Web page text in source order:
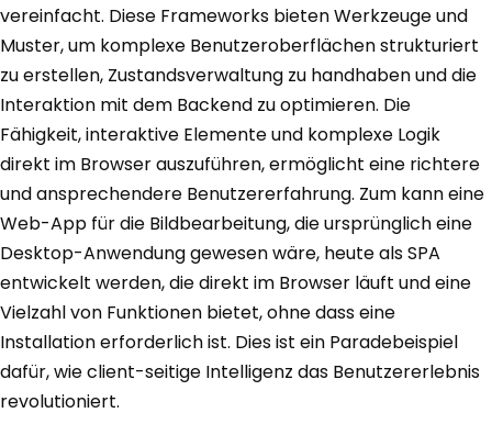
vereinfacht. Diese Frameworks bieten Werkzeuge und
Muster, um komplexe Benutzeroberflächen strukturiert
zu erstellen, Zustandsverwaltung zu handhaben und die
Interaktion mit dem Backend zu optimieren. Die
Fähigkeit, interaktive Elemente und komplexe Logik
direkt im Browser auszuführen, ermöglicht eine richtere
und ansprechendere Benutzererfahrung. Zum kann eine
Web-App für die Bildbearbeitung, die ursprünglich eine
Desktop-Anwendung gewesen wäre, heute als SPA
entwickelt werden, die direkt im Browser läuft und eine
Vielzahl von Funktionen bietet, ohne dass eine
Installation erforderlich ist. Dies ist ein Paradebeispiel
dafür, wie client-seitige Intelligenz das Benutzererlebnis
revolutioniert.